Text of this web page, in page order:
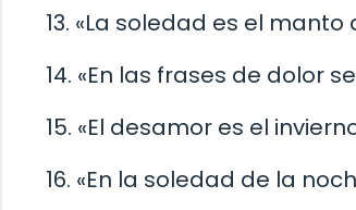
13. «La soledad es el
14. «En las frases de dolor
15. «El desamor es el
16. «En la soledad de la